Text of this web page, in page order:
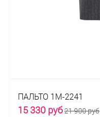
ПАЛЬТО 1М-2241
15 330 руб21 900 руб